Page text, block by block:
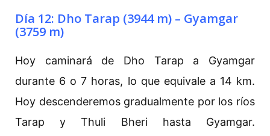
Día 12: Dho Tarap (3944 m) – Gyamgar
(3759 m)
Hoy caminará de Dho Tarap a Gyamgar
durante 6 o 7 horas, lo que equivale a 14 km.
Hoy descenderemos gradualmente por los ríos
Tarap y Thuli Bheri hasta Gyamgar.